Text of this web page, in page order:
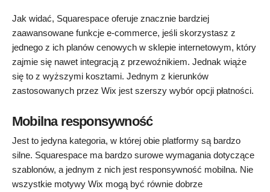
Jak widać, Squarespace oferuje znacznie bardziej
zaawansowane funkcje e-commerce, jeśli skorzystasz z
jednego z ich planów cenowych w sklepie internetowym, który
zajmie się nawet integracją z przewoźnikiem. Jednak wiąże
się to z wyższymi kosztami. Jednym z kierunków
zastosowanych przez Wix jest szerszy wybór opcji płatności.
Mobilna responsywność
Jest to jedyna kategoria, w której obie platformy są bardzo
silne. Squarespace ma bardzo surowe wymagania dotyczące
szablonów, a jednym z nich jest responsywność mobilna. Nie
wszystkie motywy Wix mogą być równie dobrze